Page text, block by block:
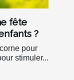
fête
?
pour
stimuler...